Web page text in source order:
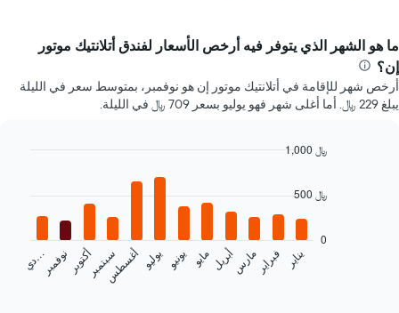
ما هو الشهر الذي يتوفر فيه أرخص الأسعار لفندق أتلانتيك موتور
إن؟
أرخص شهر للإقامة في أتلانتيك موتور إن هو نوفمبر، بمتوسط سعر في الليلة
يبلغ 229 ﷼. أما أغلى شهر فهو يوليو بسعر 709 ﷼ في الليلة.
يناير فبرايرمارسأبريلمايو يونيويوليوأغسطسسبتمبرأكتوبرنوفمبرد
ي…
0
500 ﷼
1,000 ﷼